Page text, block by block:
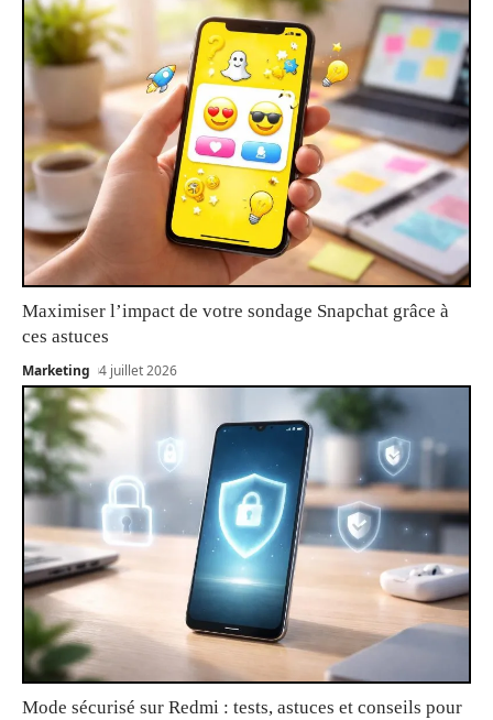
Maximiser l’impact de votre sondage Snapchat grâce à
ces astuces
Marketing 4 juillet 2026
Mode sécurisé sur Redmi : tests, astuces et conseils pour